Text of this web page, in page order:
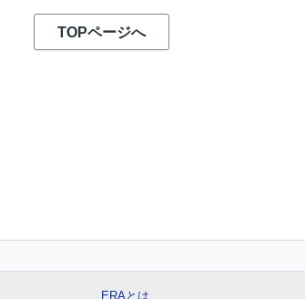
TOPページへ
ERAとは